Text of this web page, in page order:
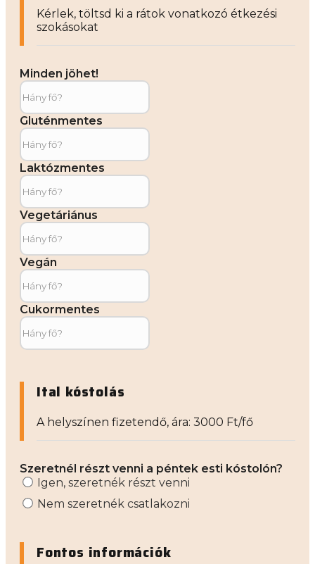
Kérlek, töltsd ki a rátok vonatkozó étkezési
szokásokat
Minden jöhet!
Gluténmentes
Laktózmentes
Vegetáriánus
Vegán
Cukormentes
Ital kóstolás
A helyszínen fizetendő, ára: 3000 Ft/fő
Szeretnél részt venni a péntek esti kóstolón?
Igen, szeretnék részt venni
Nem szeretnék csatlakozni
Fontos információk